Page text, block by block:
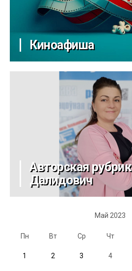
Киноафиша
Авторская
Далидович
Май 2023
Пн Вт Ср Чт
1 2 3 4